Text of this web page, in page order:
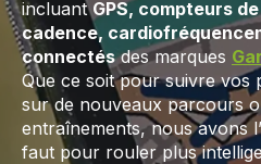
incluantGPS, compteurs
cadence,
connectésdes marques
Que ce soit pour suivre vos
sur de nouveaux parcours
entraînements, nous avons
faut pour rouler plus